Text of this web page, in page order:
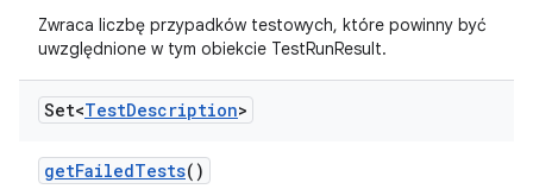
Zwraca liczbę przypadków testowych, które powinny być
uwzględnione w tym obiekcie TestRunResult.
Set<TestDescription>
getFailedTests()